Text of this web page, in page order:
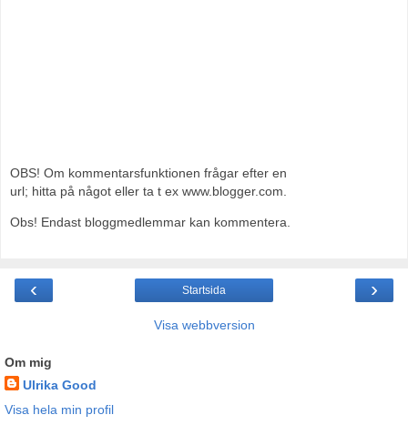
OBS! Om kommentarsfunktionen frågar efter en
url; hitta på något eller ta t ex www.blogger.com.
Obs! Endast bloggmedlemmar kan kommentera.
‹ ›
Startsida
Visa webbversion
Om mig
Ulrika Good
Visa hela min profil